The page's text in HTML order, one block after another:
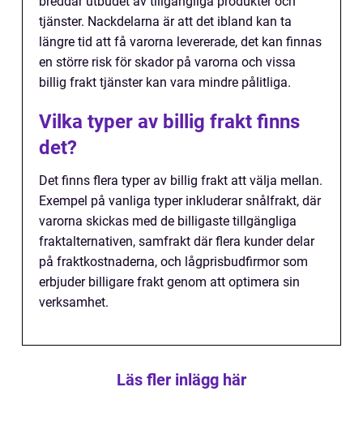
tjänster. Nackdelarna är att det ibland kan ta
längre tid att få varorna levererade, det kan finnas
en större risk för skador på varorna och vissa
billig frakt tjänster kan vara mindre pålitliga.
Vilka typer av billig frakt finns
det?
Det finns flera typer av billig frakt att välja mellan.
Exempel på vanliga typer inkluderar snålfrakt, där
varorna skickas med de billigaste tillgängliga
fraktalternativen, samfrakt där flera kunder delar
på fraktkostnaderna, och lågprisbudfirmor som
erbjuder billigare frakt genom att optimera sin
verksamhet.
Läs fler inlägg här